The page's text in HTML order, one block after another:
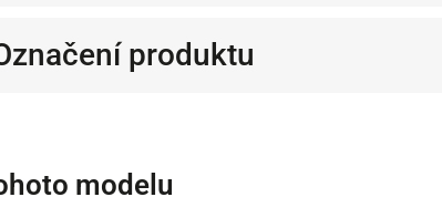
produktu
modelu